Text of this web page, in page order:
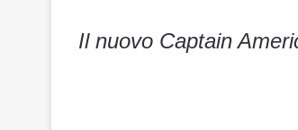
Il nuovo Captain